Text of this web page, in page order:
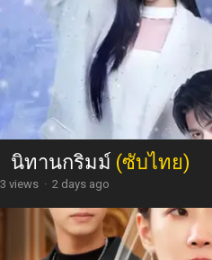
นิทานกริมม์ (ซับไทย)
3 views · 2 days ago